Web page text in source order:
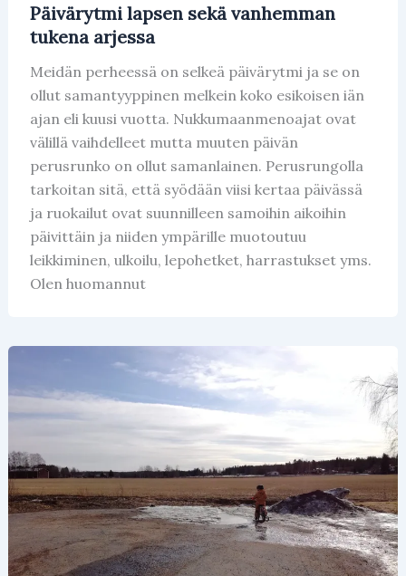
Päivärytmi lapsen sekä vanhemman
tukena arjessa
Meidän perheessä on selkeä päivärytmi ja se on
ollut samantyyppinen melkein koko esikoisen iän
ajan eli kuusi vuotta. Nukkumaanmenoajat ovat
välillä vaihdelleet mutta muuten päivän
perusrunko on ollut samanlainen. Perusrungolla
tarkoitan sitä, että syödään viisi kertaa päivässä
ja ruokailut ovat suunnilleen samoihin aikoihin
päivittäin ja niiden ympärille muotoutuu
leikkiminen, ulkoilu, lepohetket, harrastukset yms.
Olen huomannut